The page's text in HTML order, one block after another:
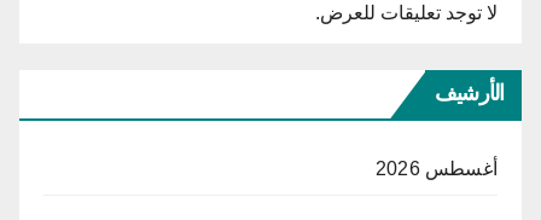
لا توجد تعليقات للعرض.
الأرشيف
أغسطس 2026